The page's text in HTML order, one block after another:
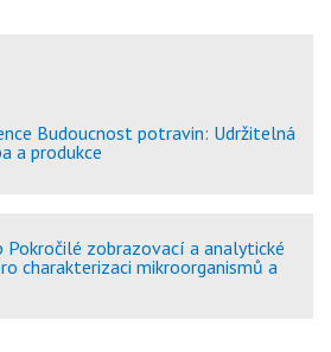
Budoucnost potravin: Udržitelná
a produkce
Pokročilé zobrazovací a analytické
charakterizaci mikroorganismů a